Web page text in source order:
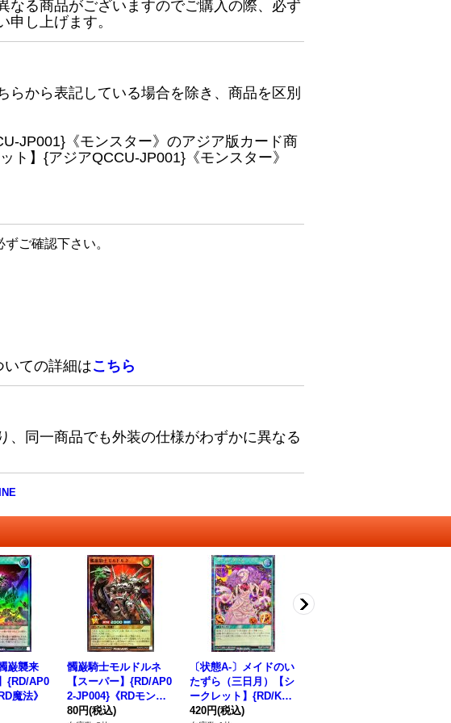
なる商品がございますのでご購入の際、必ず
し上げます。
から表記している場合を除き、商品を区別
JP001}《モンスター》のアジア版カード商
】{アジアQCCU-JP001}《モンスター》
ご確認下さい。
ての詳細はこちら
同一商品でも外装の仕様がわずかに異なる
巌襲来
{RD/AP0
魔法》
髑巌騎士モルドルネ
【スーパー】{RD/AP0
2-JP004}《RDモンス
ター》
80円(税込)
〔状態A-〕メイドのい
たずら（三日月）【シ
ークレット】{RD/KP1
5-JP060}《RD魔法》
420円(税込)